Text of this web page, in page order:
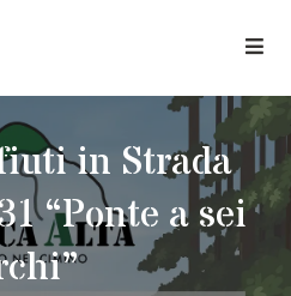
in Strada
“Ponte a sei